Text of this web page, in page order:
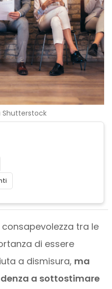
tra le
di essere
a dismisura, ma
a sottostimare